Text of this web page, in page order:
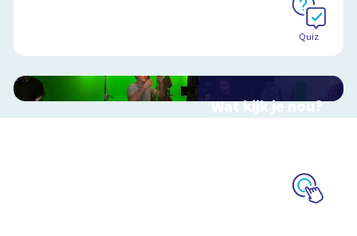
Quiz
Wat kijk je nou?
Interactieve